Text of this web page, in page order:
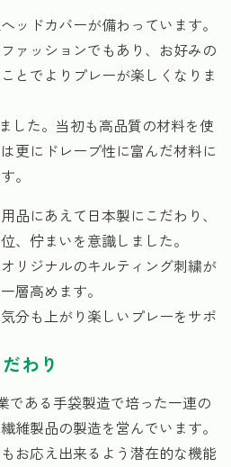
ッドカバーが備わっています。
ァッションでもあり、お好みの
とでよりプレーが楽しくなりま
した。当初も高品質の材料を使
更にドレープ性に富んだ材料に
。
品にあえて日本製にこだわり、
、佇まいを意識しました。
リジナルのキルティング刺繍が
層高めます。
分も上がり楽しいプレーをサポ
わり
である手袋製造で培った一連の
維製品の製造を営んでいます。
お応え出来るよう潜在的な機能